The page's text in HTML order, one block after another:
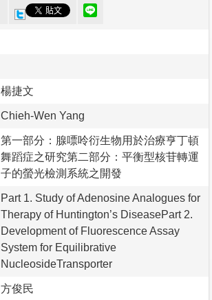
楊捷文
Chieh-Wen Yang
第一部分：腺嘌呤衍生物用於治療亨丁頓
舞蹈症之研究第二部分：平衡型核苷轉運
子的螢光檢測系統之開發
Part 1. Study of Adenosine Analogues for
Therapy of Huntington’s DiseasePart 2.
Development of Fluorescence Assay
System for Equilibrative
NucleosideTransporter
方俊民